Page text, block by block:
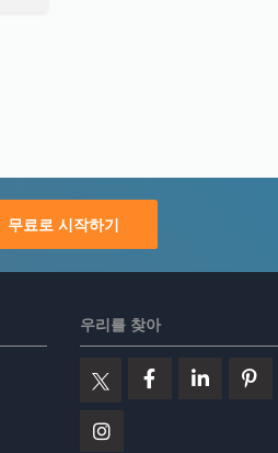
무료로 시작하기
우리를 찾아